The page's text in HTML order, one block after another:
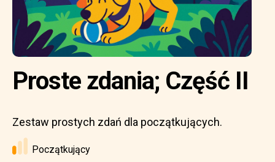
Proste zdania; Część II
Zestaw prostych zdań dla początkujących.
Początkujący